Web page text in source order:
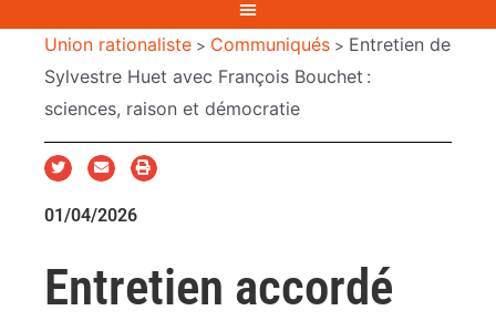
Union rationaliste > Communiqués > Entretien de
Sylvestre Huet avec François Bouchet :
sciences, raison et démocratie
01/04/2026
Entretien accordé